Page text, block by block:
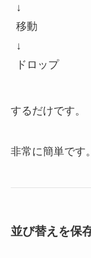
↓
移動
↓
ドロップ
するだけです。
非常に簡単です。
並び替えを保